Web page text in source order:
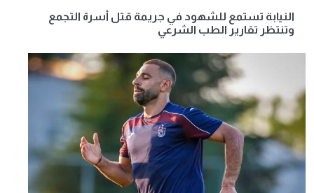
النيابة تستمع للشهود في جريمة قتل أسرة التجمع
وتنتظر تقارير الطب الشرعي